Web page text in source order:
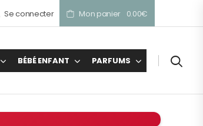
Se connecter Mon panier 0.00€
BÉBÉ ENFANT PARFUMS